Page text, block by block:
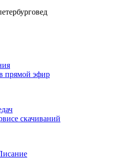
прямой эфир
скачиваний